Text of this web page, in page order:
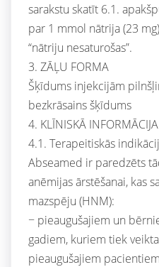
sarakstu skatīt 6.1.
par 1 mmol nātrija (23
“nātriju nesaturošas”.
3. ZĀĻU FORMA
Šķīdums injekcijām
bezkrāsains šķīdums
4. KLĪNISKĀ INFORMĀCIJA
4.1. Terapeitiskās
Abseamed ir paredzēts
anēmijas ārstēšanai, kas
mazspēju (HNM):
− pieaugušajiem un
gadiem, kuriem tiek
pieaugušajiem